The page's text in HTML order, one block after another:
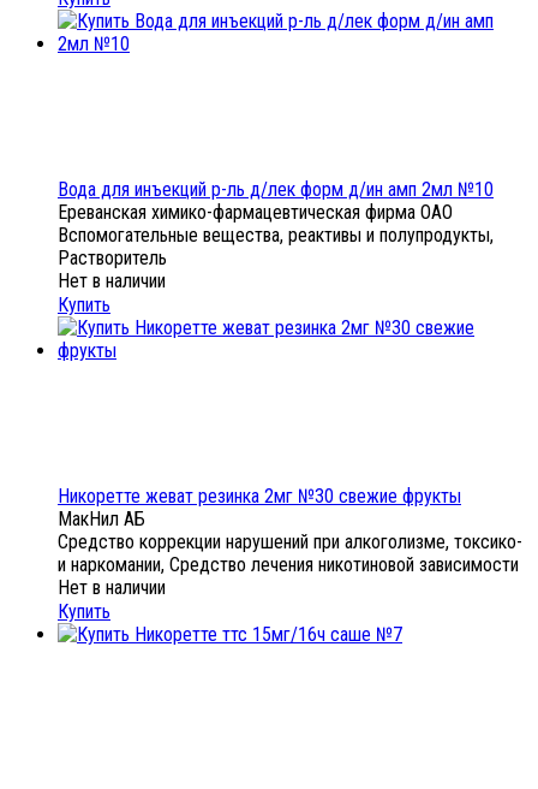
Вода для инъекций р-ль д/лек форм д/ин амп 2мл №10
Ереванская химико-фармацевтическая фирма ОАО
Вспомогательные вещества, реактивы и полупродукты,
Растворитель
Нет в наличии
Купить
Никоретте жеват резинка 2мг №30 свежие фрукты
МакНил АБ
Средство коррекции нарушений при алкоголизме, токсико-
и наркомании, Средство лечения никотиновой зависимости
Нет в наличии
Купить